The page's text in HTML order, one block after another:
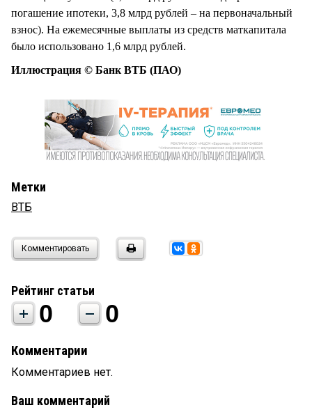
погашение ипотеки, 3,8 млрд рублей – на первоначальный
взнос). На ежемесячные выплаты из средств маткапитала
было использовано 1,6 млрд рублей.
Иллюстрация © Банк ВТБ (ПАО)
Метки
ВТБ
Комментировать
Рейтинг статьи
0 0
Комментарии
Комментариев нет.
Ваш комментарий